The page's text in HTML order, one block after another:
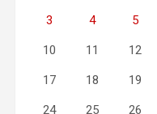
3 4 5
10 11 12
17 18 19
24 25 26